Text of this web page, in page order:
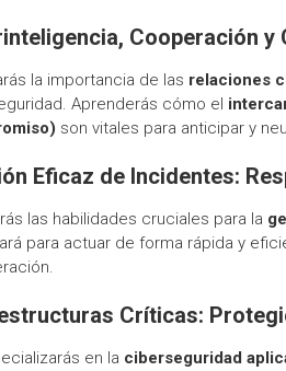
Cooperación y
la importancia de las relaciones
Aprenderás cómo el
son vitales para anticipar y
Eficaz de Incidentes:
las habilidades cruciales para la
para actuar de forma rápida y
Críticas:
en la ciberseguridad